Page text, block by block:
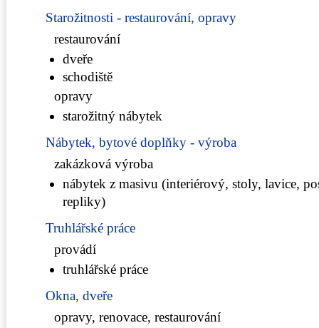
Starožitnosti - restaurování, opravy
restaurování
dveře
schodiště
opravy
starožitný nábytek
Nábytek, bytové doplňky - výroba
zakázková výroba
nábytek z masivu (interiérový, stoly, lavice,
repliky)
Truhlářské práce
provádí
truhlářské práce
Okna, dveře
opravy, renovace, restaurování